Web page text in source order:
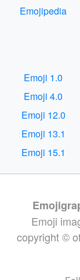
Emojipedia
Emoji 1.0
Emoji 4.0
Emoji 12.0
Emoji 13.1
Emoji 15.1
Emoji
copyright ©